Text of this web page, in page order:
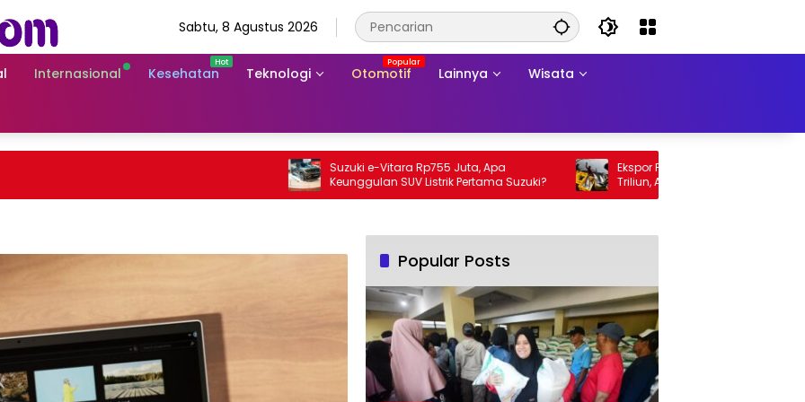
Sabtu, 8 Agustus 2026
Internasional Kesehatan Teknologi Otomotif Lainnya Wisata
Suzuki e-Vitara Rp755 Juta, Apa
Keunggulan SUV Listrik Pertama Suzuki?
Ekspor Perikanan 2025 Tembus Rp105
Triliun, AS Jadi Pasar Utama
Popular Posts